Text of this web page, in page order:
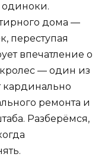
дома —
переступая
впечатление о
— один из
кардинально
ремонта и
Разберёмся,